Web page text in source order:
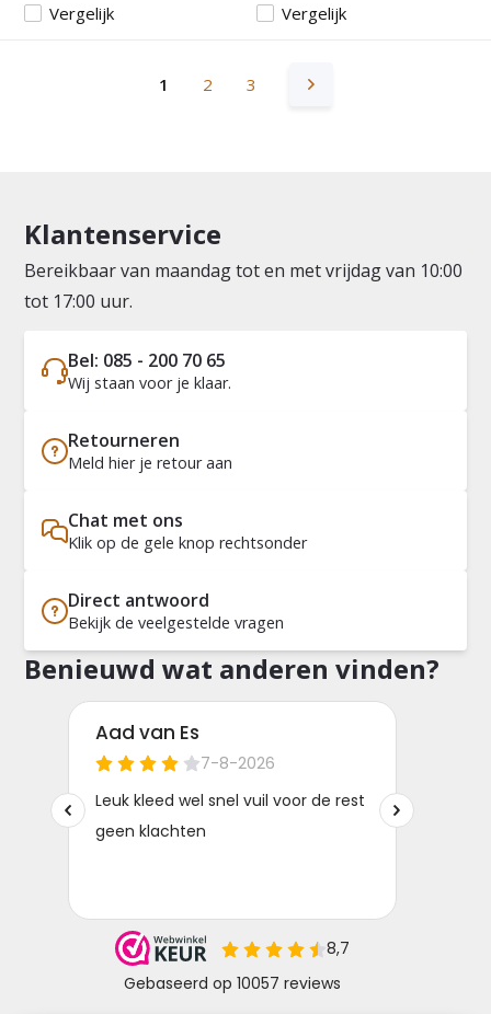
Vergelijk Vergelijk
1 2 3
Klantenservice
Bereikbaar van maandag tot en met vrijdag van 10:00
tot 17:00 uur.
Bel: 085 - 200 70 65
Wij staan voor je klaar.
Retourneren
Meld hier je retour aan
Chat met ons
Klik op de gele knop rechtsonder
Direct antwoord
Bekijk de veelgestelde vragen
Benieuwd wat anderen vinden?